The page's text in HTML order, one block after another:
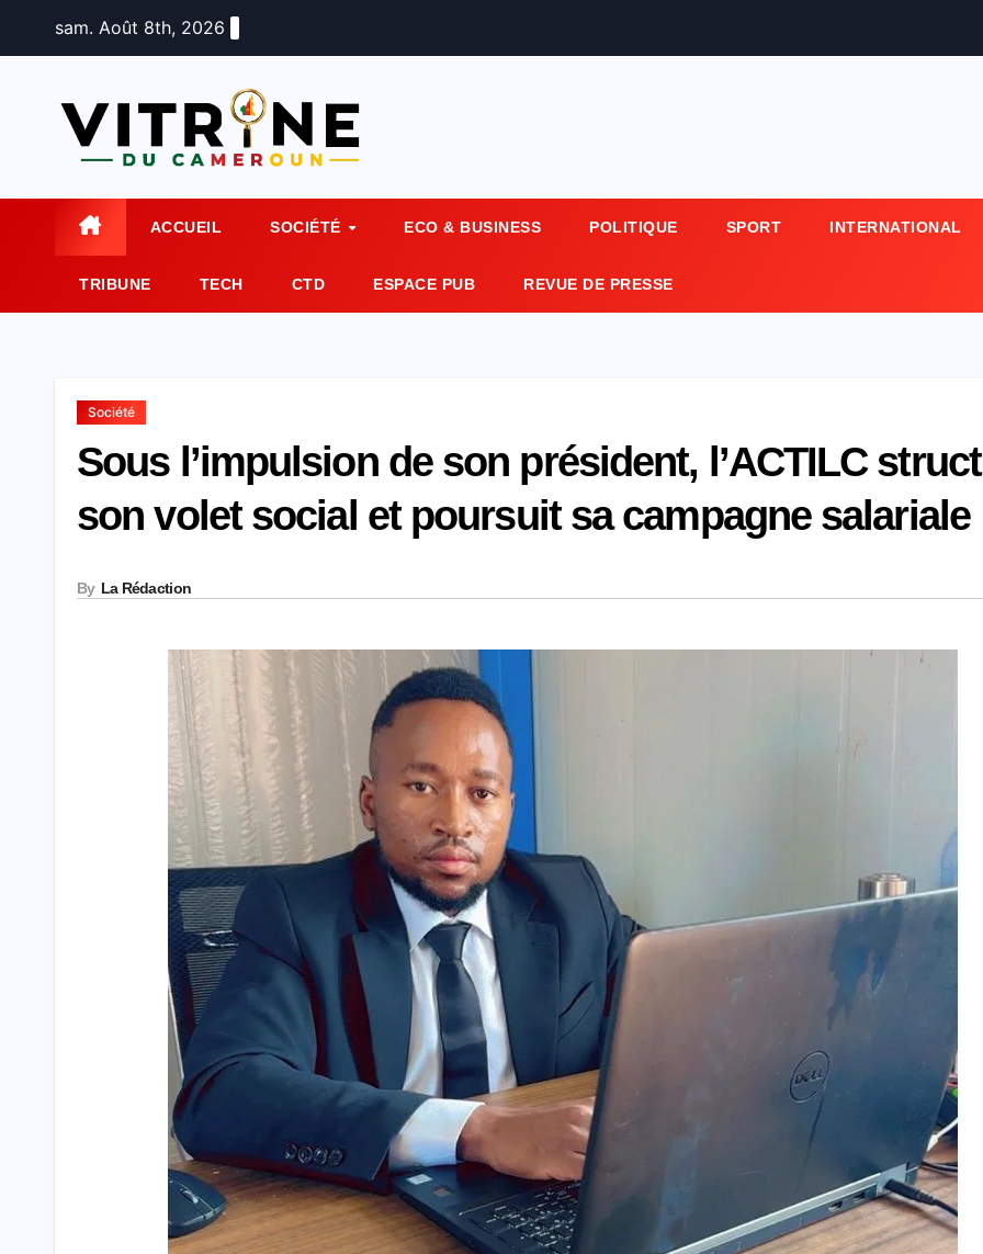
sam. Août 8th, 2026
ACCUEIL SOCIÉTÉ ECO & BUSINESS POLITIQUE SPORT INTERNATIONAL
TRIBUNE TECH CTD ESPACE PUB REVUE DE PRESSE
Société
Sous l’impulsion de son président, l’ACTILC
son volet social et poursuit sa campagne salariale
By La Rédaction